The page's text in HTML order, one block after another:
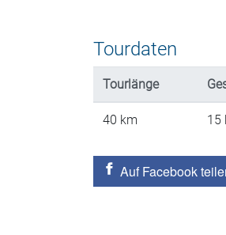
Tourdaten
Tourlänge
40 km 15
Auf Facebook